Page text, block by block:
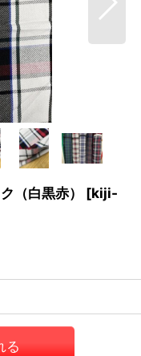
（白黒赤） [kiji-
る